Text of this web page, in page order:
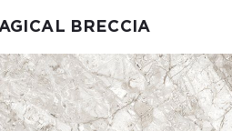
BRECCIA